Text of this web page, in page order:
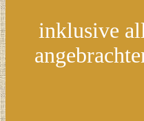
inklusive